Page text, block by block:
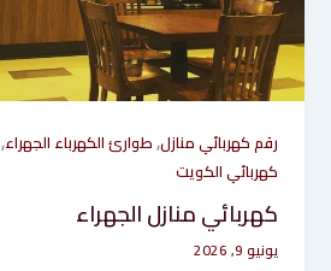
رقم كهربائي منازل,طوارئ الكهرباء الجهراء,
كهربائي الكويت
كهربائي منازل الجهراء
يونيو 9, 2026